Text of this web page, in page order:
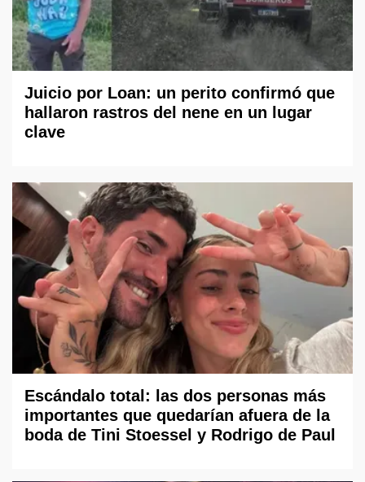
Juicio por Loan: un perito confirmó que
hallaron rastros del nene en un lugar
clave
Escándalo total: las dos personas más
importantes que quedarían afuera de la
boda de Tini Stoessel y Rodrigo de Paul